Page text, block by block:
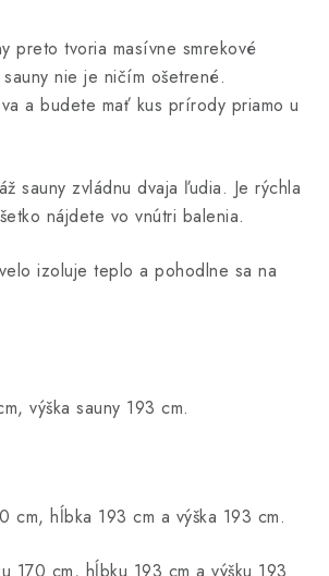
preto tvoria masívne smrekové
nie je ničím ošetrené.
a budete mať kus prírody priamo u
sauny zvládnu dvaja ľudia. Je rýchla
nájdete vo vnútri balenia.
izoluje teplo a pohodlne sa na
výška sauny 193 cm.
hĺbka 193 cm a výška 193 cm.